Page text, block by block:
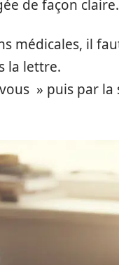
de façon claire.
médicales, il
la lettre.
» puis par la